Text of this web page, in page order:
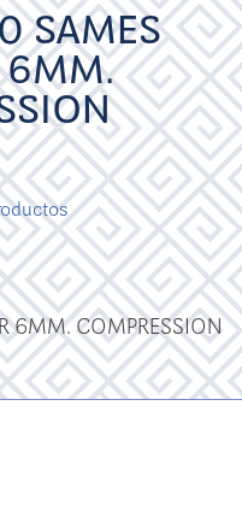
SAMES
6MM.
6MM. COMPRESSION